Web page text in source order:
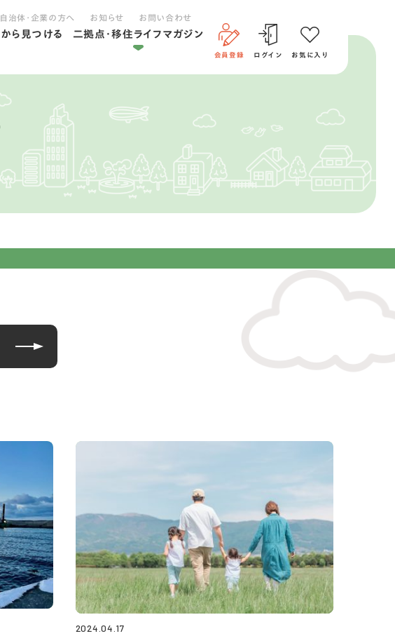
自治体・企業の方へ お知らせ お問い合わせ
から見つける 二拠点・移住ライフマガジン
二拠点ライフ
移住ライフ
会員登録 ログイン お気に入り
2024.04.17